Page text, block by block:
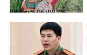
Thế giới
06/08/26, 08:27